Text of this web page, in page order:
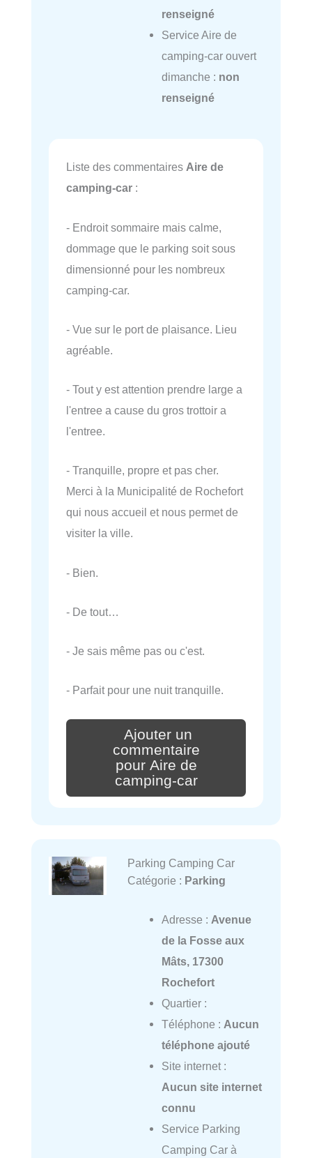
renseigné
Service Aire de
camping-car ouvert
dimanche : non
renseigné
Liste des commentaires Aire de
camping-car :
- Endroit sommaire mais calme,
dommage que le parking soit sous
dimensionné pour les nombreux
camping-car.
- Vue sur le port de plaisance. Lieu
agréable.
- Tout y est attention prendre large a
l'entree a cause du gros trottoir a
l'entree.
- Tranquille, propre et pas cher.
Merci à la Municipalité de Rochefort
qui nous accueil et nous permet de
visiter la ville.
- Bien.
- De tout…
- Je sais même pas ou c'est.
- Parfait pour une nuit tranquille.
Ajouter un
commentaire
pour Aire de
camping-car
Parking Camping Car
Catégorie : Parking
Adresse : Avenue
de la Fosse aux
Mâts, 17300
Rochefort
Quartier :
Téléphone : Aucun
téléphone ajouté
Site internet :
Aucun site internet
connu
Service Parking
Camping Car à